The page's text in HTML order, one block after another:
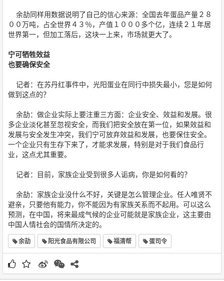
余劼同样用数据说明了自己的信心来源：全国去年蛋品产量２８
００万吨，占全世界４３％，产值１０００多个亿，连续２１年居
世界第一，但加工落后，这块一上来，市场就更大了。
宁可牺牲效益
也要确保安全
记者：在苏丹红事件中，光阳蛋业在同行中损失最小，您是如何
做到这点的？
余劼：做企业实际上要注重三方面：企业安全、效益和发展。很
多企业淡化甚至忽视安全，而我们把安全放在第一位，如果效益和
发展与安全发生冲突，我们宁可放弃效益和发展，也要保住安全。
一个企业只有生存下来了，才能求发展，特别是对于我们食品行
业，这点尤其重要。
记者：目前，家族企业受到很多人诟病，你是如何看的？
余劼：家族企业没什么不好，关键是怎么管理企业。任人唯贤不
避亲，只要他有能力，你不能因为有家族关系而不起用。可以这么
预测，在中国，将来最成气候的企业可能就是家族企业，这主要由
中国人情社会的国情所决定的。
余劼 阳光食品有限公司 福清帮 蛋司令